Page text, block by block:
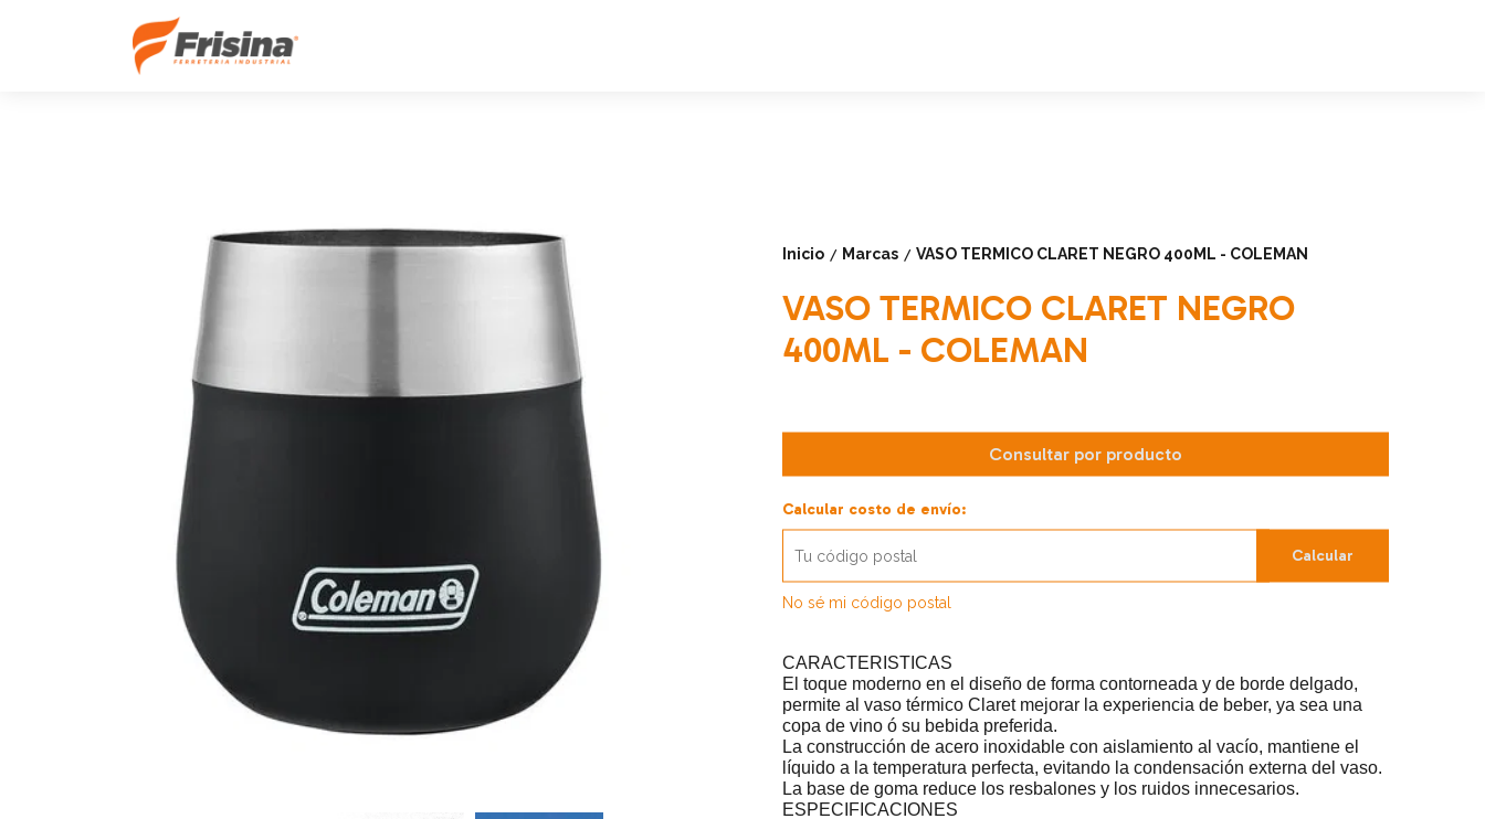
Inicio / Marcas / VASO TERMICO CLARET NEGRO 400ML - COLEMAN
VASO TERMICO CLARET NEGRO
400ML - COLEMAN
Consultar por producto
Calcular costo de envío:
Calcular
No sé mi código postal
CARACTERISTICAS
El toque moderno en el diseño de forma contorneada y de borde delgado,
permite al vaso térmico Claret mejorar la experiencia de beber, ya sea una
copa de vino ó su bebida preferida.
La construcción de acero inoxidable con aislamiento al vacío, mantiene el
líquido a la temperatura perfecta, evitando la condensación externa del vaso.
La base de goma reduce los resbalones y los ruidos innecesarios.
ESPECIFICACIONES